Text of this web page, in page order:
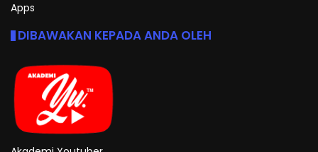
Apps
DIBAWAKAN KEPADA ANDA OLEH